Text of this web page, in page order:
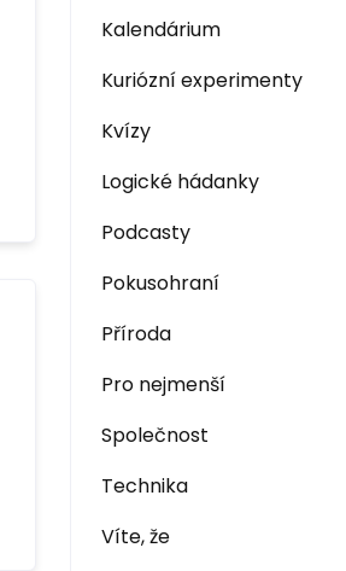
Kalendárium
Kuriózní experimenty
Kvízy
Logické hádanky
Podcasty
Pokusohraní
Příroda
Pro nejmenší
Společnost
Technika
Víte, že